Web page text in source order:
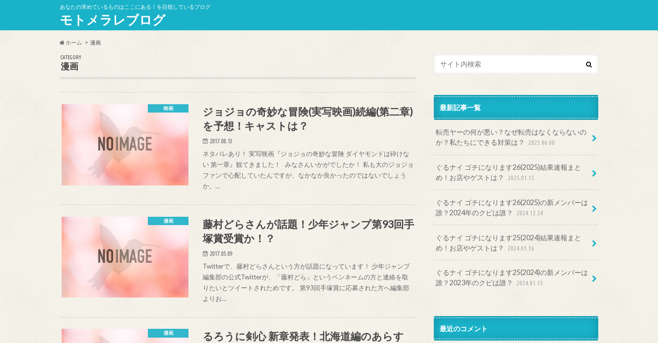
あなたの求めているものはここにある！を目指しているブログ
モトメラレブログ
ホーム 漫画
CATEGORY
漫画
映画
ジョジョの奇妙な冒険(実写映画)続編(第二章)
を予想！キャストは？
2017.08.13
ネタバレあり！ 実写映画『ジョジョの奇妙な冒険 ダイヤモンドは砕けな
い 第一章』観てきました！ みなさんいかがでしたか！ 私も大のジョジョ
ファンで心配していたんですが、なかなか良かったのではないでしょう
か。…
漫画
藤村どらさんが話題！少年ジャンプ第93回手
塚賞受賞か！？
2017.05.09
Twitterで、藤村どらさんという方が話題になっています！ 少年ジャンプ
編集部の公式Twitterが、「藤村どら」というペンネームの方と連絡を取
りたいとツイートされためです。 第93回手塚賞に応募された方へ編集部
よりお…
漫画
るろうに剣心 新章発表！北海道編のあらす
最新記事一覧
転売ヤーの何が悪い？なぜ転売はなくならないの
か？私たちにできる対策は？
2025.06.08
ぐるナイ ゴチになります26(2025)結果速報まと
め！お店やゲストは？
2025.01.15
ぐるナイ ゴチになります26(2025)の新メンバーは
誰？2024年のクビは誰？
2024.12.24
ぐるナイ ゴチになります25(2024)結果速報まと
め！お店やゲストは？
2024.01.16
ぐるナイ ゴチになります25(2024)の新メンバーは
誰？2023年のクビは誰？
2024.01.15
最近のコメント